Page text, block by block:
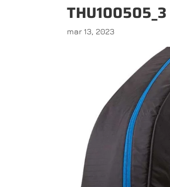
THU100505_3
mar 13, 2023